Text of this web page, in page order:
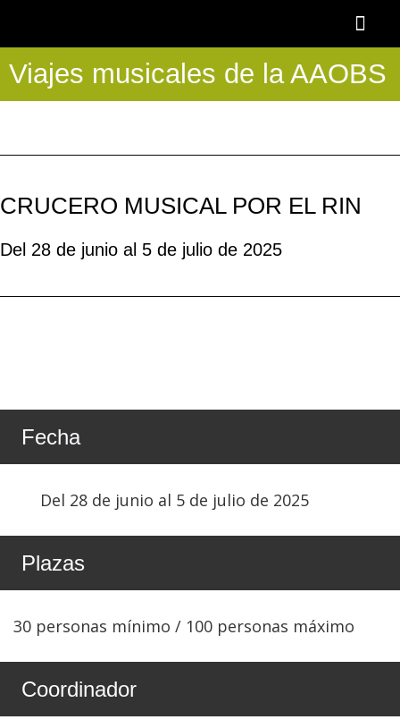
Viajes musicales de la AAOBS
CRUCERO MUSICAL POR EL RIN
Del 28 de junio al 5 de julio de 2025
Fecha
Del 28 de junio al 5 de julio de 2025
Plazas
30 personas mínimo / 100 personas máximo
Coordinador